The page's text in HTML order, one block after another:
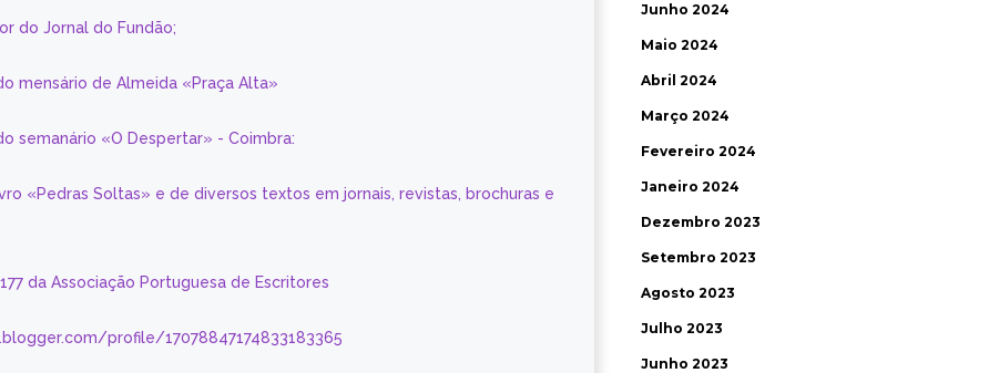
do Jornal do Fundão;
mensário de Almeida «Praça Alta»
semanário «O Despertar» - Coimbra:
«Pedras Soltas» e de diversos textos em jornais, revistas, brochuras e
da Associação Portuguesa de Escritores
profile/17078847174833183365
Junho 2024
Maio 2024
Abril 2024
Março 2024
Fevereiro 2024
Janeiro 2024
Dezembro 2023
Setembro 2023
Agosto 2023
Julho 2023
Junho 2023